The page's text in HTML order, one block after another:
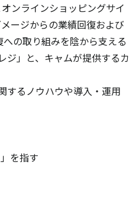
ンラインショッピングサイ
ージからの業績回復および
の取り組みを陰から支える
」と、キャムが提供するカ
するノウハウや導入・運用
を指す